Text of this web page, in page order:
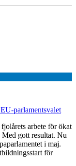
parlamentsvalet
arbete för ökat
gott resultat. Nu
i maj.
för